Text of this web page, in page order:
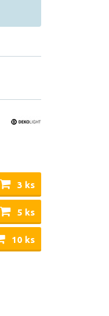
3 ks
5 ks
10 ks